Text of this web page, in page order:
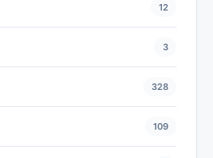
12
3
328
109